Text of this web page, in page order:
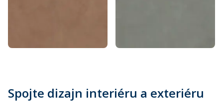
Spojte dizajn interiéru a exteriéru